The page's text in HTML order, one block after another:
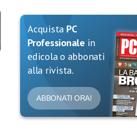
Acquista PC
Professionale in
edicola o abbonati
alla rivista.
ABBONATI ORA!